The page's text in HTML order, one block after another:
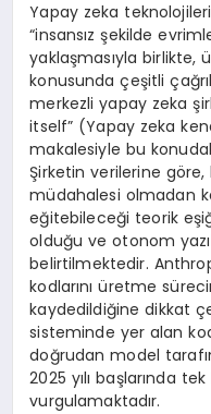
Yapay zeka
“insansız şekilde
yaklaşmasıyla birlikte,
konusunda çeşitli
merkezli yapay zeka
itself” (Yapay zeka
makalesiyle bu
Şirketin verilerine
müdahalesi olmadan
eğitebileceği teorik
olduğu ve otonom
belirtilmektedir.
kodlarını üretme
kaydedildiğine dikkat
sisteminde yer alan
doğrudan model
2025 yılı başlarında
vurgulamaktadır.